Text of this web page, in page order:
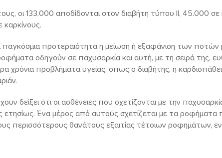
οι 133.000 αποδίδονται στον διαβήτη τύπου ΙΙ, 45.000 σε
προτεραιότητα η μείωση ή εξαφάνιση των ποτών
οδηγούν σε παχυσαρκία και αυτή, με τη σειρά της,
χρόνια προβλήματα υγείας, όπως ο διαβήτης, η
δείξει ότι οι ασθένειες που σχετίζονται με την
ετησίως. Ένα μέρος από αυτούς σχετίζεται με τα ροφήματα
περισσότερους θανάτους εξαιτίας τέτοιων ροφημάτων,